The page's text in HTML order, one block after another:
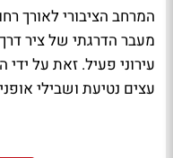
המרחב הציבורי לאורך
מעבר הדרגתי של ציר
עירוני פעיל. זאת על
עצים נטיעת ושבילי